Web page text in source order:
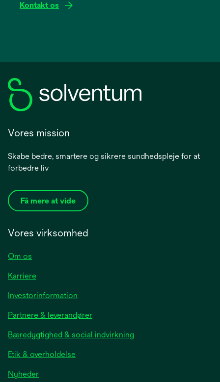
Kontakt os
Vores mission
Skabe bedre, smartere og sikrere sundhedspleje for at
forbedre liv
Få mere at vide
Vores virksomhed
Om os
Karriere
Investorinformation
a
new
Partnere & leverandører
Bæredygtighed & social indvirkning
Etik & overholdelse
Nyhederopens